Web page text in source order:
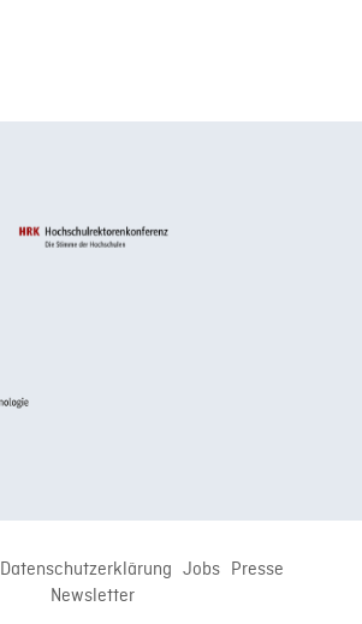
Datenschutzerklärung Jobs Presse
Newsletter